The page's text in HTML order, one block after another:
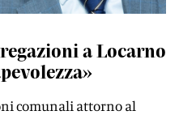
a Locarno
comunali attorno al